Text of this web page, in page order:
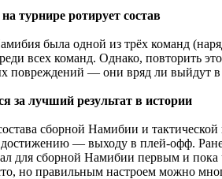
турнире ротирует состав
была одной из трёх команд
всех команд. Однако, повторить
повреждений ― они вряд ли выйдут в
за лучший результат в истории
сборной Намибии и
достижению ― выходу в плей-офф.
для сборной Намибии первым и
но правильным настроем можно